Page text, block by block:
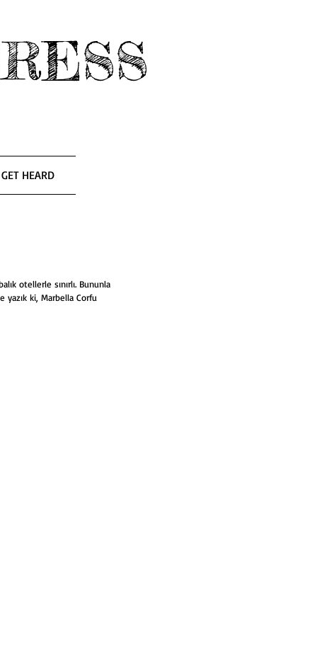
GET HEARD
otellerle sınırlı. Bununla
ki, Marbella Corfu